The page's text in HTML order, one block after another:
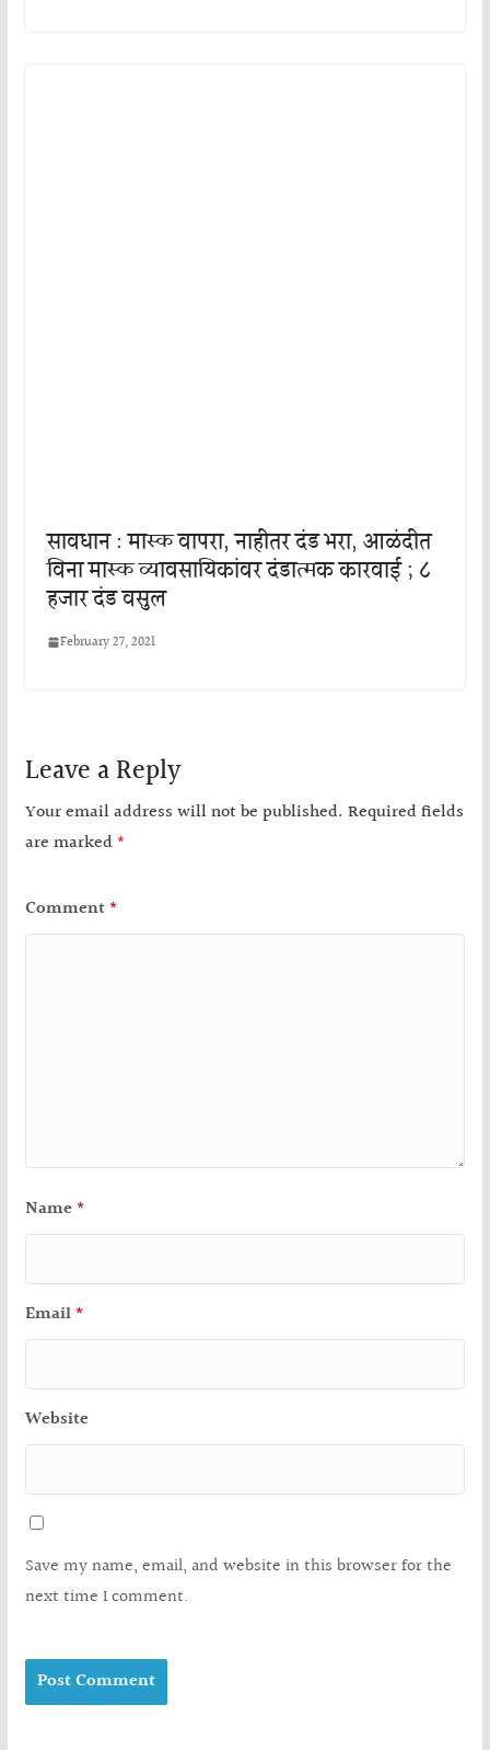
सावधान : मास्क वापरा, नाहीतर दंड भरा, आळंदीत
विना मास्क व्यावसायिकांवर दंडात्मक कारवाई ; ८
हजार दंड वसुल
February 27, 2021
Leave a Reply
Your email address will not be published. Required fields
are marked *
Comment *
Name *
Email *
Website
Save my name, email, and website in this browser for the
next time I comment.